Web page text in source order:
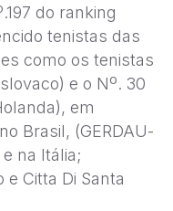
do ranking
tenistas das
como os tenistas
e o Nº. 30
em
Brasil, (GERDAU-
na Itália;
e Citta Di Santa